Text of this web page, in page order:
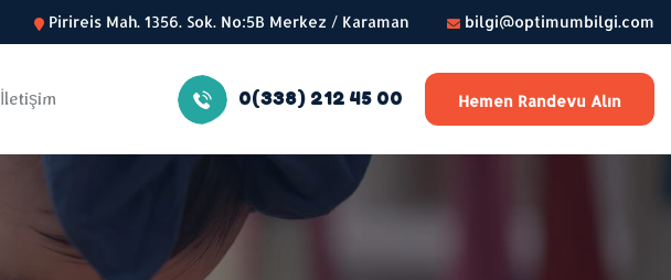
Pirireis Mah. 1356. Sok. No:5B Merkez / Karaman bilgi@optimumbilgi.com
İletişim 0(338) 212 45 00 Hemen Randevu Alın